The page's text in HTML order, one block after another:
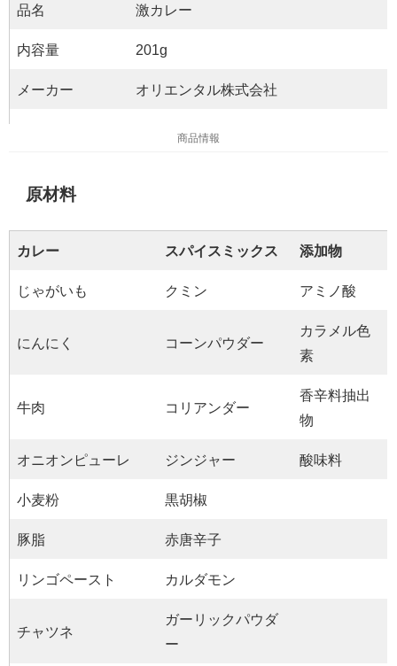
品名 激カレー
内容量 201g
メーカー オリエンタル株式会社
商品情報
原材料
カレー スパイスミックス 添加物
じゃがいも クミン アミノ酸
にんにく コーンパウダー
カラメル色
素
牛肉 コリアンダー
香辛料抽出
物
オニオンピューレ ジンジャー 酸味料
小麦粉 黒胡椒
豚脂 赤唐辛子
リンゴペースト カルダモン
チャツネ
ガーリックパウダ
ー